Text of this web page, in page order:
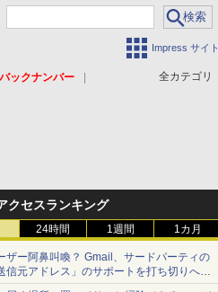
Impress サイト
全カテゴリ
バックナンバー
クセスランキング
24時間 1週間 1カ月
ザー阿鼻叫喚？ Gmail、サードパーティの
信元アドレス」のサポートを打ち切りへ
じうまWatch】